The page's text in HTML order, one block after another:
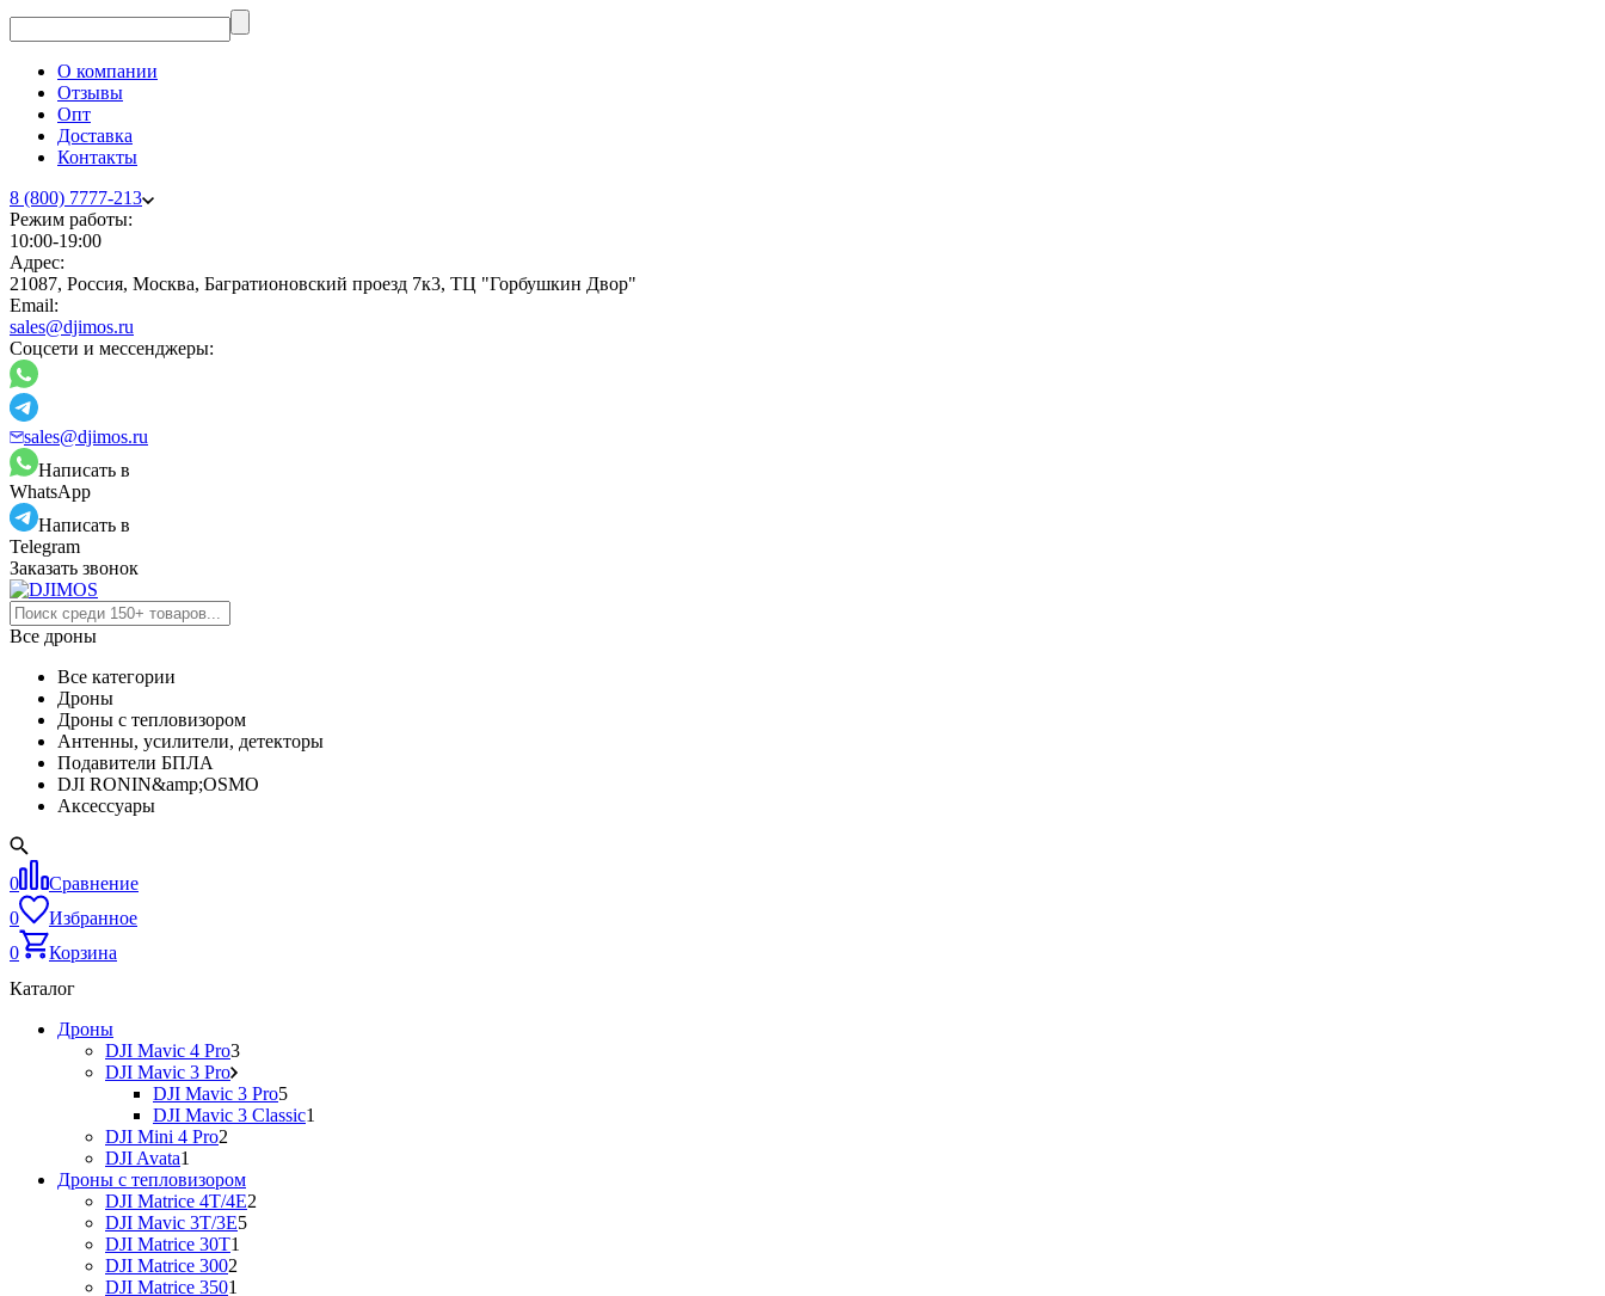
О компании
Отзывы
Опт
Доставка
Контакты
8 (800) 7777-213
Режим работы:
10:00-19:00
Адрес:
21087, Россия, Москва, Багратионовский проезд 7к3, ТЦ "Горбушкин Двор"
Email:
sales@djimos.ru
Соцсети и мессенджеры:
sales@djimos.ru
Написать в
WhatsApp
Написать в
Telegram
Заказать звонок
Все дроны
Все категории
Дроны
Дроны с тепловизором
Антенны, усилители, детекторы
Подавители БПЛА
DJI RONIN&amp;OSMO
Аксессуары
0
Сравнение
0
Избранное
0
Корзина
Каталог
Дроны
DJI Mavic 4 Pro3
DJI Mavic 3 Pro
DJI Mavic 3 Pro5
DJI Mavic 3 Classic1
DJI Mini 4 Pro2
DJI Avata1
Дроны с тепловизором
DJI Matrice 4T/4E2
DJI Mavic 3T/3E5
DJI Matrice 30T1
DJI Matrice 3002
DJI Matrice 3501